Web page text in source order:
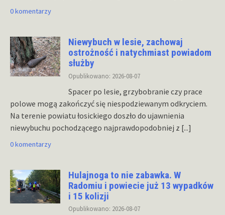
0 komentarzy
Niewybuch w lesie, zachowaj
ostrożność i natychmiast powiadom
służby
Opublikowano: 2026-08-07
Spacer po lesie, grzybobranie czy prace
polowe mogą zakończyć się niespodziewanym odkryciem.
Na terenie powiatu łosickiego doszło do ujawnienia
niewybuchu pochodzącego najprawdopodobniej z [...]
0 komentarzy
Hulajnoga to nie zabawka. W
Radomiu i powiecie już 13 wypadków
i 15 kolizji
Opublikowano: 2026-08-07